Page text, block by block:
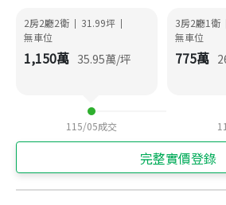
2房2廳2衛 | 31.99坪 |
無車位
1,150萬 35.95萬/坪
115/05成交
3房2廳1衛
無車位
775萬
完整實價登錄